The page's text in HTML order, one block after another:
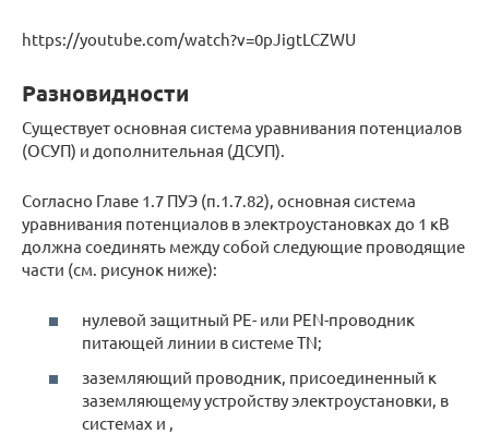
https://youtube.com/watch?v=0pJigtLCZWU
Разновидности
Существует основная система уравнивания потенциалов
(ОСУП) и дополнительная (ДСУП).
Согласно Главе 1.7 ПУЭ (п.1.7.82), основная система
уравнивания потенциалов в электроустановках до 1 кВ
должна соединять между собой следующие проводящие
части (см. рисунок ниже):
нулевой защитный PE- или PEN-проводник
питающей линии в системе TN;
заземляющий проводник, присоединенный к
заземляющему устройству электроустановки, в
системах и ,